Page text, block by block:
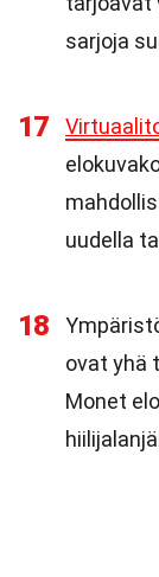
sarjoja
17
uudella
18
ovat yhä
Monet